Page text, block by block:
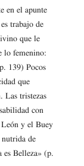
en el apunte
trabajo de
que le
lo femenino:
139) Pocos
que
Las tristezas
con
León y el Buey
nutrida de
es Belleza» (p.